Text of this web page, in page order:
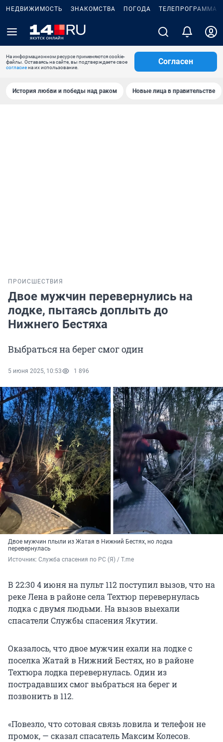
НЕДВИЖИМОСТЬ ЗНАКОМСТВА ПОГОДА ТЕЛЕПРОГРАММА
На информационном ресурсе применяются cookie-
файлы. Оставаясь на сайте, вы подтверждаете свое
согласиена их использование.
Согласен
История любви и победы над раком Новые лица в правительстве
ПРОИСШЕСТВИЯ
Двое мужчин перевернулись на
лодке, пытаясь доплыть до
Нижнего Бестяха
Выбраться на берег смог один
5 июня 2025, 10:53 1 896
Двое мужчин плыли из Жатая в Нижний Бестях, но лодка
перевернулась
Источник: Служба спасения по РС (Я) / T.me
В 22:30 4 июня на пульт 112 поступил вызов, что на
реке Лена в районе села Техтюр перевернулась
лодка с двумя людьми. На вызов выехали
спасатели Службы спасения Якутии.
Оказалось, что двое мужчин ехали на лодке с
поселка Жатай в Нижний Бестях, но в районе
Техтюра лодка перевернулась. Один из
пострадавших смог выбраться на берег и
позвонить в 112.
«Повезло, что сотовая связь ловила и телефон не
промок, — сказал спасатель Максим Колесов.